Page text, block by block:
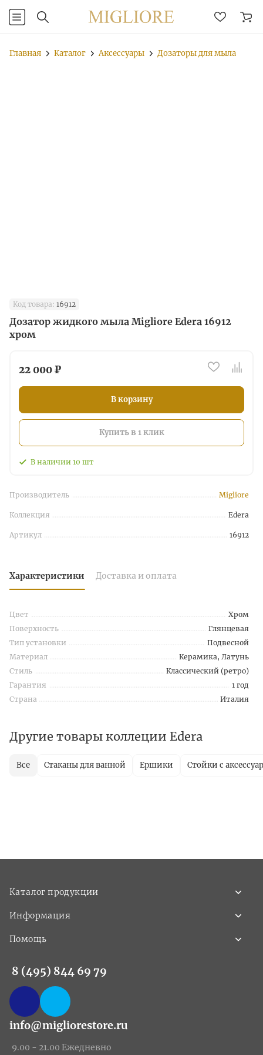
Главная Каталог Аксессуары Дозаторы для мыла
Код товара: 16912
Дозатор жидкого мыла Migliore Edera 16912
хром
22 000 ₽
В корзину
Купить в 1 клик
В наличии 10 шт
Производитель Migliore
Коллекция Edera
Артикул 16912
Характеристики Доставка и оплата
Цвет
Хром
Поверхность
Глянцевая
Тип установки
Подвесной
Материал
Керамика, Латунь
Стиль
Классический (ретро)
Гарантия
1 год
Страна
Италия
Другие товары коллеции Edera
Все Стаканы для ванной Ершики Стойки с
Каталог продукции
Информация
Помощь
8 (495) 844 69 79
info@migliorestore.ru
9.00 - 21.00 Ежедневно